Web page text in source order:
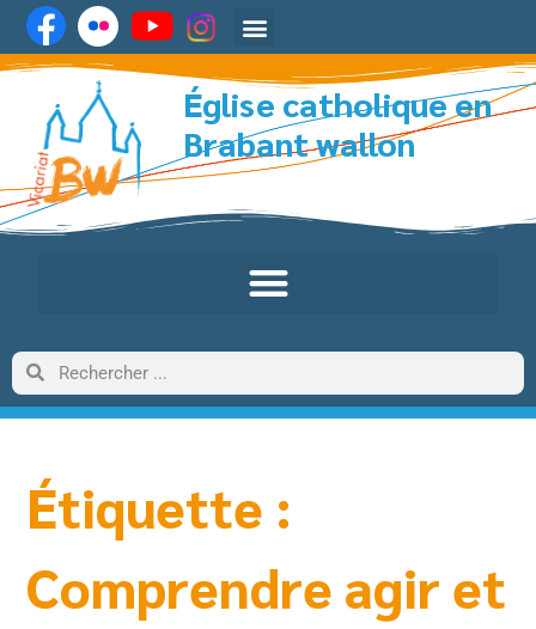
Église catholique en
Brabant wallon
Étiquette :
Comprendre agir et